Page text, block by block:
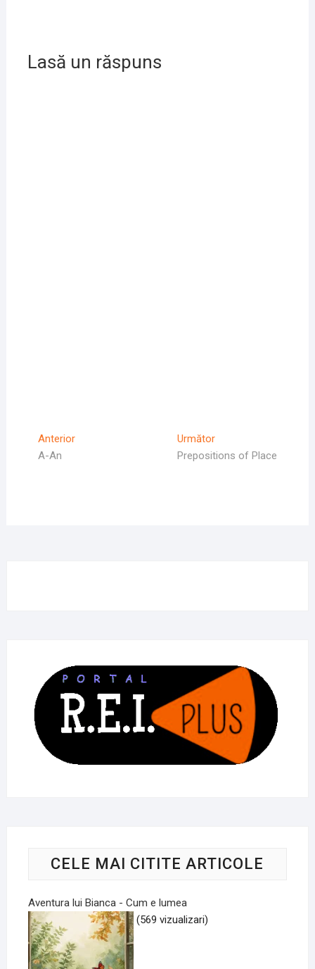
Lasă un răspuns
Navigare
în
AnteriorArticolul
A-An
UrmătorArticolul
Următor:
Prepositions of Place
CELE MAI CITITE ARTICOLE
Aventura lui Bianca - Cum e lumea
(569 vizualizari)